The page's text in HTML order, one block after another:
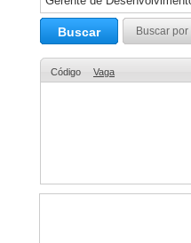
Buscar Buscar
Código Vaga